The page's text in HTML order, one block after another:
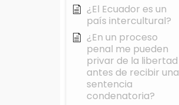
¿El Ecuador es un
país intercultural?
¿En un proceso
penal me pueden
privar de la libertad
antes de recibir una
sentencia
condenatoria?